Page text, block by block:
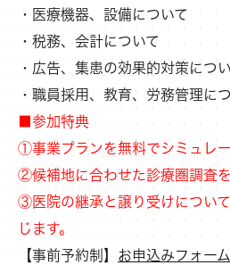
・医療機器、設備について
・税務、会計について
・広告、集患の効果的対策につ
・職員採用、教育、労務管理に
■参加特典
①事業プランを無料でシミュレ
②候補地に合わせた診療圏調査
③医院の継承と譲り受けについ
じます。
【事前予約制】 お申込みフォーム